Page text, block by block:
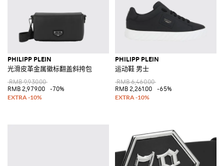
PHILIPP PLEIN
光滑皮革金属徽标翻盖斜挎包
RMB 9,930.00
RMB 2,979.00
-70%
PHILIPP PLEIN
运动鞋 男士
RMB 6,460.00
RMB 2,261.00
-65%